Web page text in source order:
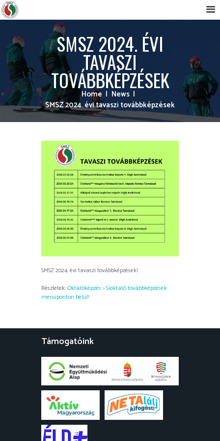
SMSZ 2024. ÉVI
TAVASZI
TOVÁBBKÉPZÉSEK
Home
News
SMSZ 2024. évi tavaszi továbbképzések
SMSZ 2024. évi tavaszi továbbképzések!
Részletek:Oktatóképzés > Síoktató továbbképzések
menüponton belül!
Támogatóink